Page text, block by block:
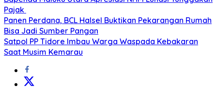
Pajak
Panen Perdana, BCL Halsel Buktikan Pekarangan Rumah
Bisa Jadi Sumber Pangan
Satpol PP Tidore Imbau Warga Waspada Kebakaran
Saat Musim Kemarau